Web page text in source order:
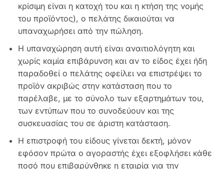
κρίσιμη είναι η κατοχή του και η κτήση της νομής
του προϊόντος), ο πελάτης δικαιούται να
υπαναχωρήσει από την πώληση.
Η υπαναχώρηση αυτή είναι αναιτιολόγητη και
χωρίς καμία επιβάρυνση και αν το είδος έχει ήδη
παραδοθεί ο πελάτης οφείλει να επιστρέψει το
προϊόν ακριβώς στην κατάσταση που το
παρέλαβε, με το σύνολο των εξαρτημάτων του,
των εντύπων που το συνοδεύουν και της
συσκευασίας του σε άριστη κατάσταση.
Η επιστροφή του είδους γίνεται δεκτή, μόνον
εφόσον πρώτα ο αγοραστής έχει εξοφλήσει κάθε
ποσό που επιβαρύνθηκε η εταιρία για την